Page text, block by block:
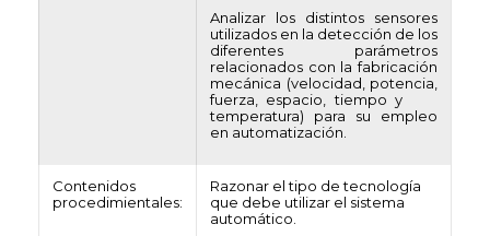
Analizar los distintos sensores
utilizados en la detección de los
diferentes parámetros
relacionados con la fabricación
mecánica (velocidad, potencia,
fuerza, espacio, tiempo y
temperatura) para su empleo
en automatización.
Contenidos
procedimientales:
Razonar el tipo de tecnología
que debe utilizar el sistema
automático.